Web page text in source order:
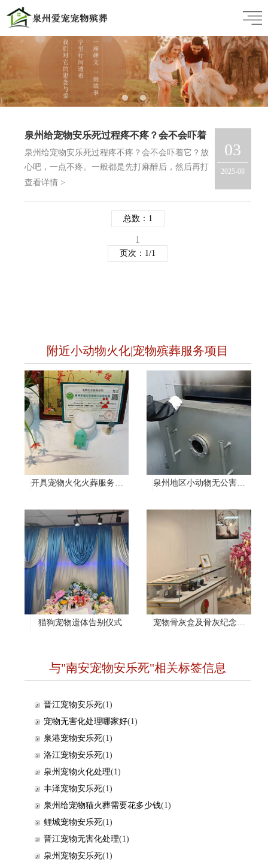
泉州给宠物安乐死过程疼不疼？会不会吓着
它？
泉州给宠物安乐死过程疼不疼？会不会吓着它？放
心吧，一点不疼。一般都是先打麻醉后，然后再打
安乐的。泉州爱宠宠物殡葬服务提供大泉州地区包
狮、南安、惠安、安溪、永春、德化的宠物安乐死
查看详情 >
03
2025-08
总数：1
1
页次：1/1
附近小动物火化|宠物殡葬服务项目
开具宠物火化火葬服务证明 泉州地区小动物无公害处理
猫狗宠物遗体告别仪式
与"南安宠物安乐死"相关标签信息
晋江宠物安乐死(1)
宠物无害化处理哪家好(1)
泉港宠物安乐死(1)
洛江宠物安乐死(1)
泉州宠物火化处理(1)
丰泽宠物安乐死(1)
泉州给宠物猫火葬需要花多少钱(1)
鲤城宠物安乐死(1)
晋江宠物无害化处理(1)
泉州宠物安乐死(1)